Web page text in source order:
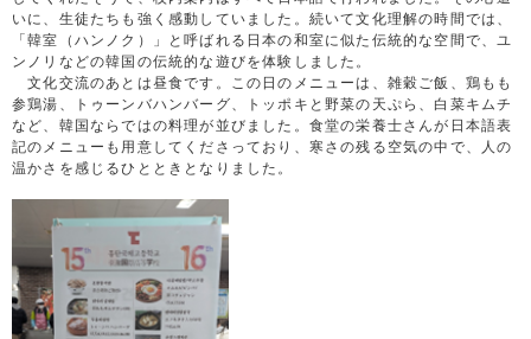
いに、生徒たちも強く感動していました。続いて文化理解の時間では、
「韓室（ハンノク）」と呼ばれる日本の和室に似た伝統的な空間で、ユ
ンノリなどの韓国の伝統的な遊びを体験しました。
文化交流のあとは昼食です。この日のメニューは、雑穀ご飯、鶏もも
参鶏湯、トゥーンバハンバーグ、トッポキと野菜の天ぷら、白菜キムチ
など、韓国ならではの料理が並びました。食堂の栄養士さんが日本語表
記のメニューも用意してくださっており、寒さの残る空気の中で、人の
温かさを感じるひとときとなりました。